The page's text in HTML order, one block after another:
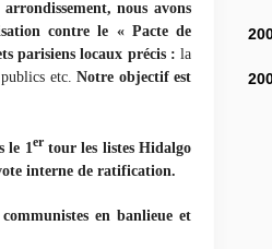
arrondissement, nous avons
contre le « Pacte de
parisiens locaux précis : la
publics etc.Notre objectif est
le 1er tour les listes Hidalgo
interne de ratification.
en banlieue et